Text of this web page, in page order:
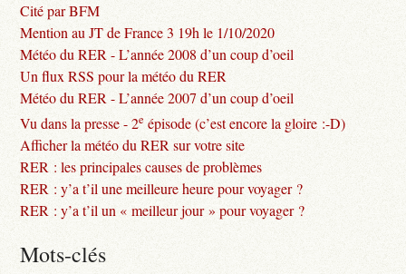
Cité par BFM
Mention au JT de France 3 19h le 1/10/2020
Météo du RER - L’année 2008 d’un coup d’oeil
Un flux RSS pour la météo du RER
Météo du RER - L’année 2007 d’un coup d’oeil
Vu dans la presse - 2e épisode (c’est encore la gloire :-D)
Afficher la météo du RER sur votre site
RER : les principales causes de problèmes
RER : y’a t’il une meilleure heure pour voyager ?
RER : y’a t’il un « meilleur jour » pour voyager ?
Mots-clés